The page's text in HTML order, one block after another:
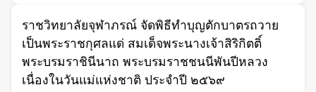
ราชวิทยาลัยจุฬาภรณ์ จัดพิธีทำบุญตักบาตรถวาย
เป็นพระราชกุศลแด่ สมเด็จพระนางเจ้าสิริกิตติ์
พระบรมราชินีนาถ พระบรมราชชนนีพันปีหลวง
เนื่องในวันแม่แห่งชาติ ประจำปี ๒๕๖๙